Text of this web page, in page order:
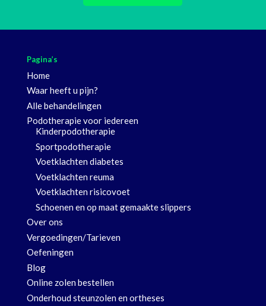
Pagina’s
Home
Waar heeft u pijn?
Alle behandelingen
Podotherapie voor iedereen
Kinderpodotherapie
Sportpodotherapie
Voetklachten diabetes
Voetklachten reuma
Voetklachten risicovoet
Schoenen en op maat gemaakte slippers
Over ons
Vergoedingen/Tarieven
Oefeningen
Blog
Online zolen bestellen
Onderhoud steunzolen en ortheses